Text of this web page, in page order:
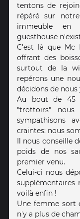
tentons de
répéré sur
immeuble en
guesthouse
C'est là que Mc
offrant des
surtout de la
repérons une
décidons de nous
Au bout de 45
"trottoirs" nous
sympathisons
craintes: nous
Il nous conseille
poids de nos
premier venu.
Celui-ci nous
supplémentaires
voilà enfin !
Une femme sort
n'y a plus de